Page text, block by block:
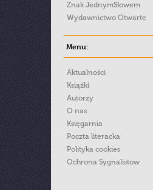
Znak JednymSłowem
Wydawnictwo Otwarte
Menu:
Aktualności
Książki
Autorzy
O nas
Księgarnia
Poczta literacka
Polityka cookies
Ochrona Sygnalistow